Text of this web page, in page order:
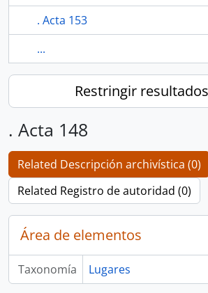
. Acta 153
...
Restringir
. Acta 148
Related Descripción archivística (0)
Related Registro de autoridad (0)
Área de elementos
Taxonomía Lugares